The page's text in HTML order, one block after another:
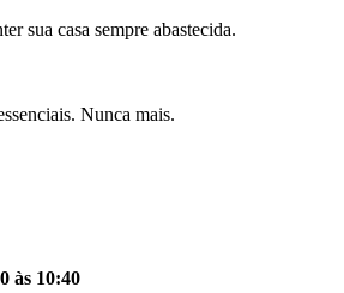
sua casa sempre abastecida.
Nunca mais.
às 10:40